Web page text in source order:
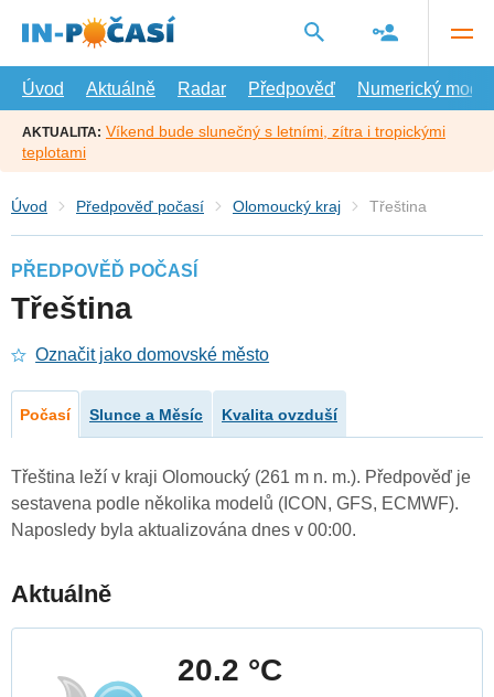
hlavní
Úvod
Aktuálně Radar Předpověď Numerický model
AKTUALITA: Víkend bude slunečný s letními, zítra i tropickými
teplotami
Úvod Předpověď počasí Olomoucký kraj Třeština
PŘEDPOVĚĎ POČASÍ
Třeština
Označit jako domovské město
Počasí Slunce a Měsíc Kvalita ovzduší
Třeština leží v kraji Olomoucký (261 m n. m.). Předpověď je
sestavena podle několika modelů (ICON, GFS, ECMWF).
Naposledy byla aktualizována dnes v 00:00.
Aktuálně
20.2 °C